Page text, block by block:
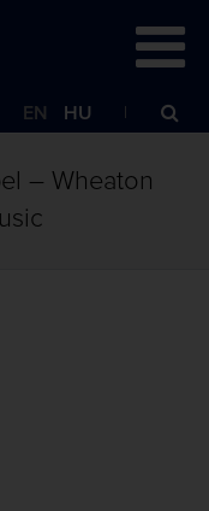
EN HU
– Wheaton